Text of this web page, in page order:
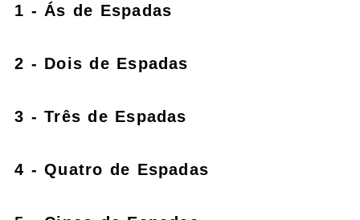
1 - Ás de Espadas
2 - Dois de Espadas
3 - Três de Espadas
4 - Quatro de Espadas